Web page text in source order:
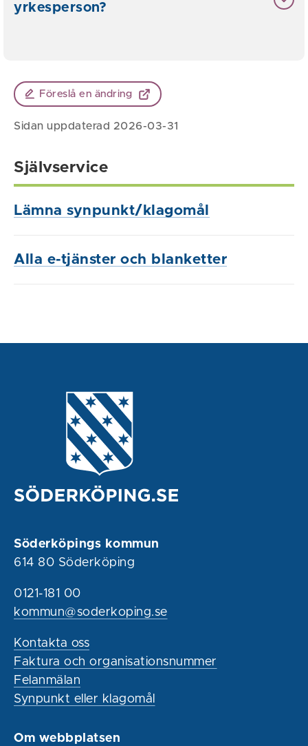
yrkesperson?
Föreslå en ändring
Sidan uppdaterad 2026-03-31
Självservice
Lämna synpunkt/klagomål
Alla e-tjänster och blanketter
Söderköpings kommun
614 80 Söderköping
0121-181 00
kommun@soderkoping.se
Kontakta oss
Faktura och organisationsnummer
Felanmälan
Synpunkt eller klagomål
Om webbplatsen